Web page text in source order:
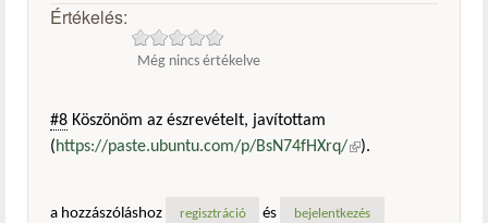
Értékelés:
Még nincs értékelve
#8 Köszönöm az észrevételt, javítottam
(https://paste.ubuntu.com/p/BsN74fHXrq/(külső
).
a hozzászóláshoz regisztráció és bejelentkezés